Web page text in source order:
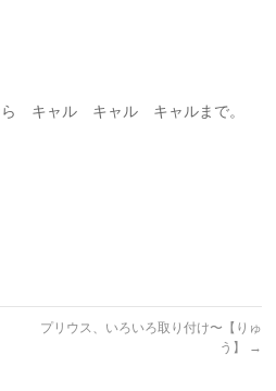
ら キャル キャル キャルまで。
プリウス、いろいろ取り付け〜【りゅ
う】
→